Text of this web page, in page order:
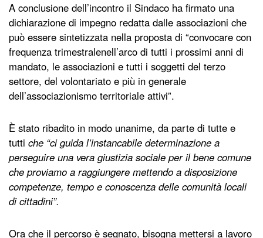
A conclusione dell’incontro il Sindaco ha firmato una
dichiarazione di impegno redatta dalle associazioni che
può essere sintetizzata nella proposta di “convocare con
frequenza trimestralenell’arco di tutti i prossimi anni di
mandato, le associazioni e tutti i soggetti del terzo
settore, del volontariato e più in generale
dell’associazionismo territoriale attivi”.
È stato ribadito in modo unanime, da parte di tutte e
tutti che “ci guida l’instancabile determinazione a
perseguire una vera giustizia sociale per il bene comune
che proviamo a raggiungere mettendo a disposizione
competenze, tempo e conoscenza delle comunità locali
di cittadini”.
Ora che il percorso è segnato, bisogna mettersi a lavoro